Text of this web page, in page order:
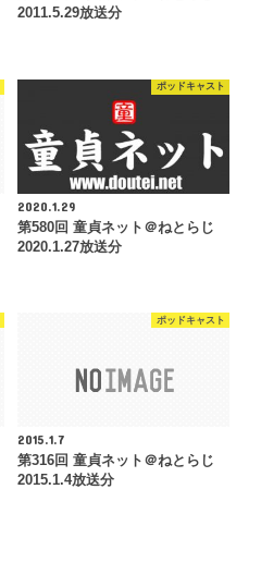
2011.5.29放送分
ポッドキャスト
2020.1.29
第580回 童貞ネット＠ねとらじ
2020.1.27放送分
ポッドキャスト
2015.1.7
第316回 童貞ネット＠ねとらじ
2015.1.4放送分